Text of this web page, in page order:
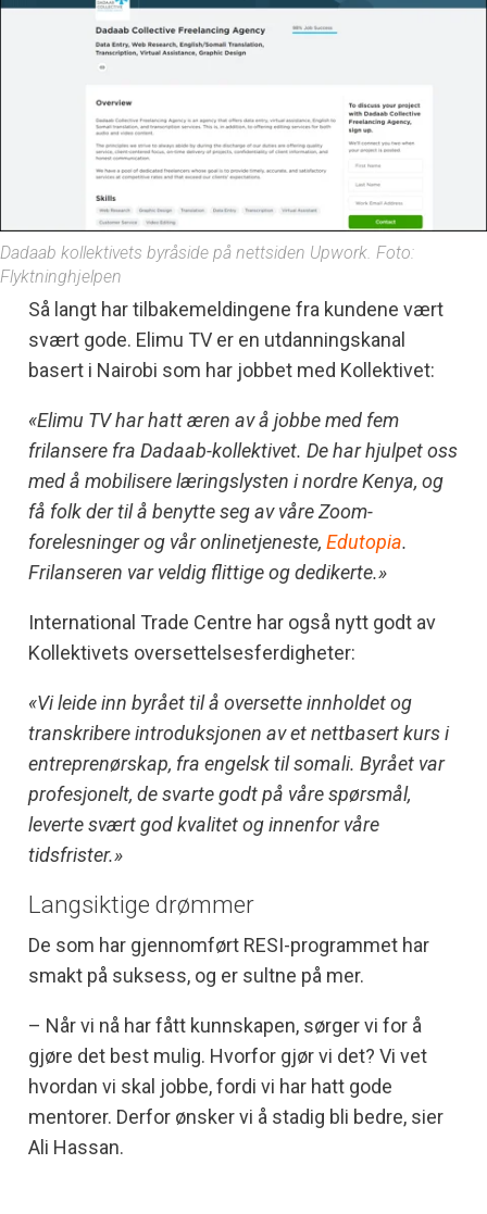
Dadaab kollektivets byråside på nettsiden Upwork. Foto:
Flyktninghjelpen
Så langt har tilbakemeldingene fra kundene vært
svært gode. Elimu TV er en utdanningskanal
basert i Nairobi som har jobbet med Kollektivet:
«Elimu TV har hatt æren av å jobbe med fem
frilansere fra Dadaab-kollektivet. De har hjulpet oss
med å mobilisere læringslysten i nordre Kenya, og
få folk der til å benytte seg av våre Zoom-
forelesninger og vår onlinetjeneste, Edutopia.
Frilanseren var veldig flittige og dedikerte.»
International Trade Centre har også nytt godt av
Kollektivets oversettelsesferdigheter:
«Vi leide inn byrået til å oversette innholdet og
transkribere introduksjonen av et nettbasert kurs i
entreprenørskap, fra engelsk til somali. Byrået var
profesjonelt, de svarte godt på våre spørsmål,
leverte svært god kvalitet og innenfor våre
tidsfrister.»
Langsiktige drømmer
De som har gjennomført RESI-programmet har
smakt på suksess, og er sultne på mer.
– Når vi nå har fått kunnskapen, sørger vi for å
gjøre det best mulig. Hvorfor gjør vi det? Vi vet
hvordan vi skal jobbe, fordi vi har hatt gode
mentorer. Derfor ønsker vi å stadig bli bedre, sier
Ali Hassan.